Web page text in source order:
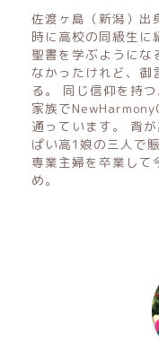
佐渡ヶ島（新潟）
時に高校の同級生に
聖書を学ぶようにな
なかったけれど、御
る。 同じ信仰を持
家族で
通っています。 背
ぱい高1娘の三人で
専業主婦を卒業して
め。